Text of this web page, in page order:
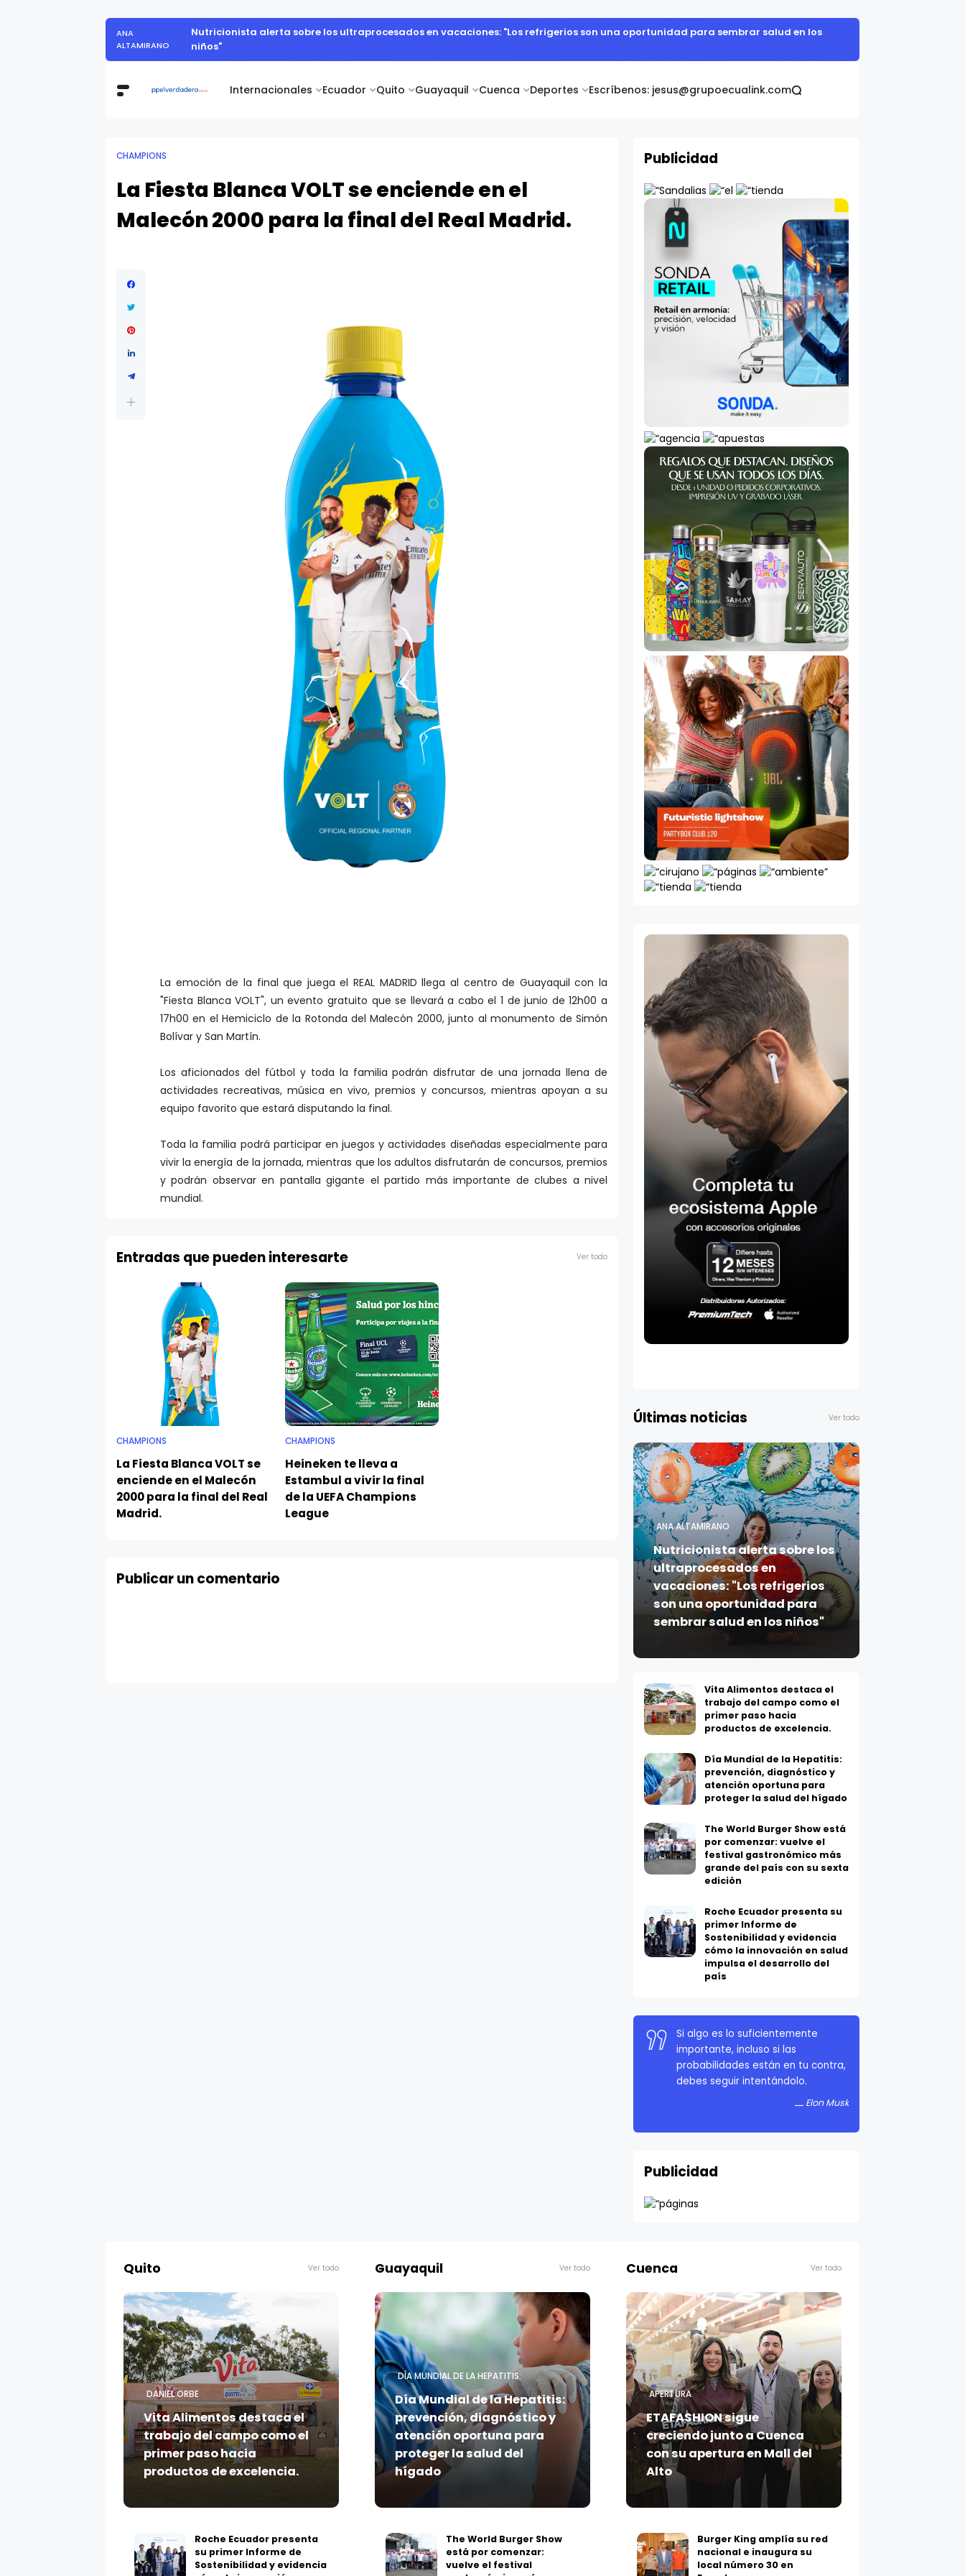
Internacionales Ecuador Quito Guayaquil Cuenca Deportes Escríbenos: jesus@grupoecualink.com
ANA
ALTAMIRANO
Nutricionista alerta sobre los ultraprocesados en vacaciones: "Los refrigerios son una oportunidad para sembrar salud en los
niños"
CHAMPIONS
La Fiesta Blanca VOLT se enciende en el
Malecón 2000 para la final del Real Madrid.
La emoción de la final que juega el REAL MADRID llega al centro de Guayaquil con la
"Fiesta Blanca VOLT", un evento gratuito que se llevará a cabo el 1 de junio de 12h00 a
17h00 en el Hemiciclo de la Rotonda del Malecón 2000, junto al monumento de Simón
Bolívar y San Martín.
Los aficionados del fútbol y toda la familia podrán disfrutar de una jornada llena de
actividades recreativas, música en vivo, premios y concursos, mientras apoyan a su
equipo favorito que estará disputando la final.
Toda la familia podrá participar en juegos y actividades diseñadas especialmente para
vivir la energía de la jornada, mientras que los adultos disfrutarán de concursos, premios
y podrán observar en pantalla gigante el partido más importante de clubes a nivel
mundial.
Entradas que pueden interesarte Ver todo
CHAMPIONS
La Fiesta Blanca VOLT se
enciende en el Malecón
2000 para la final del Real
Madrid.
CHAMPIONS
Heineken te lleva a
Estambul a vivir la final
de la UEFA Champions
League
Publicar un comentario
Publicidad
Últimas noticias Ver todo
ANA ALTAMIRANO
Nutricionista alerta sobre los
ultraprocesados en
vacaciones: "Los refrigerios
son una oportunidad para
sembrar salud en los niños"
Vita Alimentos destaca el
trabajo del campo como el
primer paso hacia
productos de excelencia.
Día Mundial de la Hepatitis:
prevención, diagnóstico y
atención oportuna para
proteger la salud del hígado
The World Burger Show está
por comenzar: vuelve el
festival gastronómico más
grande del país con su sexta
edición
Roche Ecuador presenta su
primer Informe de
Sostenibilidad y evidencia
cómo la innovación en salud
impulsa el desarrollo del
país
Si algo es lo suficientemente
importante, incluso si las
probabilidades están en tu contra,
debes seguir intentándolo.
Elon Musk
Publicidad
Quito Ver todo
DANIEL ORBE
Vita Alimentos destaca el
trabajo del campo como el
primer paso hacia
productos de excelencia.
Roche Ecuador presenta
su primer Informe de
Sostenibilidad y evidencia
Guayaquil Ver todo
DÍA MUNDIAL DE LA HEPATITIS:
Día Mundial de la Hepatitis:
prevención, diagnóstico y
atención oportuna para
proteger la salud del
hígado
The World Burger Show
está por comenzar:
vuelve el festival
Cuenca Ver todo
APERTURA
ETAFASHION sigue
creciendo junto a Cuenca
con su apertura en Mall del
Alto
Burger King amplía su red
nacional e inaugura su
local número 30 en